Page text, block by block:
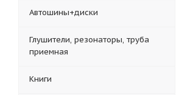
Автошины+диски
Глушители, резонаторы, труба
приемная
Книги